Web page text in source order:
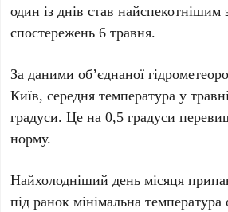
один із днів став найспекотнішим
спостережень6 травня.
За данимиоб’єднаної
Київ, середня температура у
градуси. Це на0,5 градуси
норму.
Найхолодніший день місяця
під ранок мінімальна